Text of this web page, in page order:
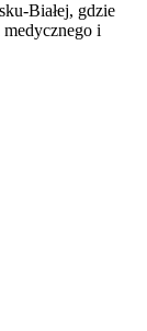
Białej, gdzie
i